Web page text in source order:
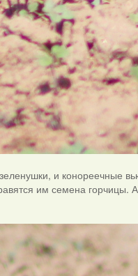
и конореечные
им семена горчицы.